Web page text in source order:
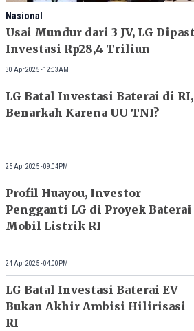
Nasional
Usai Mundur dari 3 JV, LG Dipastikan Masih
Investasi Rp28,4 Triliun
30 Apr 2025 - 12:03AM
LG Batal Investasi Baterai di RI,
Benarkah Karena UU TNI?
25 Apr 2025 - 09:04PM
Profil Huayou, Investor
Pengganti LG di Proyek Baterai
Mobil Listrik RI
24 Apr 2025 - 04:00PM
LG Batal Investasi Baterai EV
Bukan Akhir Ambisi Hilirisasi
RI